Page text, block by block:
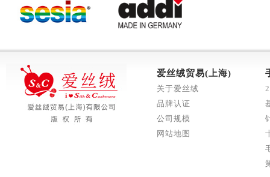
爱丝绒贸易(上海)
关于爱丝绒
品牌认证
公司规模
网站地图